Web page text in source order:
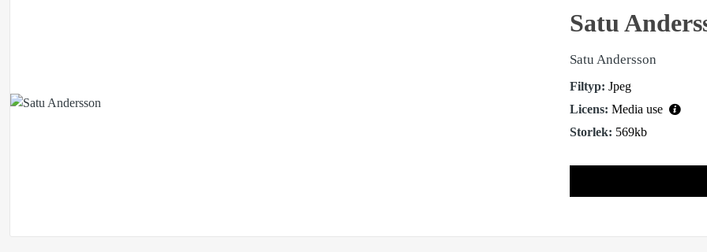
Satu
Satu Andersson
Filtyp: Jpeg
Licens: Media use
Storlek: 569kb